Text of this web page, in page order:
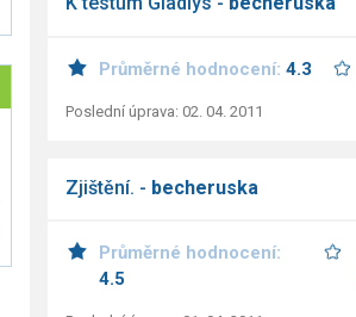
Průměrné hodnocení: 4.3
Poslední úprava: 02. 04. 2011
Zjištění. - becheruska
Průměrné hodnocení:
4.5